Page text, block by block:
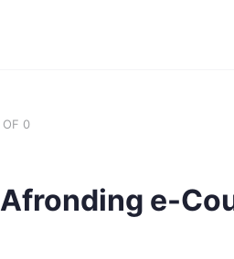
OF 0
Afronding e-